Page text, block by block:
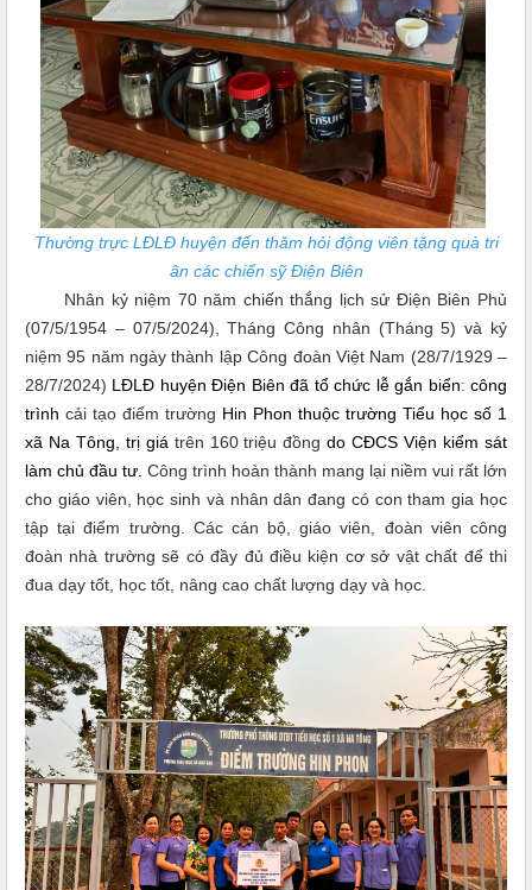
Thường trực LĐLĐ huyện đến thăm hỏi động viên tặng quà tri
ân các chiến sỹ Điện Biên
Nhân kỷ niệm 70 năm chiến thắng lịch sử Điện Biên Phủ
(07/5/1954 – 07/5/2024), Tháng Công nhân (Tháng 5) và kỷ
niệm 95 năm ngày thành lập Công đoàn Việt Nam (28/7/1929 –
28/7/2024) LĐLĐ huyện Điện Biên đã tổ chức lễ gắn biển: công
trình cải tạo điểm trường Hin Phon thuộc trường Tiểu học số 1
xã Na Tông, trị giá trên 160 triệu đồng do CĐCS Viện kiểm sát
làm chủ đầu tư. Công trình hoàn thành mang lại niềm vui rất lớn
cho giáo viên, học sinh và nhân dân đang có con tham gia học
tập tại điểm trường. Các cán bộ, giáo viên, đoàn viên công
đoàn nhà trường sẽ có đầy đủ điều kiện cơ sở vật chất để thi
đua dạy tốt, học tốt, nâng cao chất lượng dạy và học.